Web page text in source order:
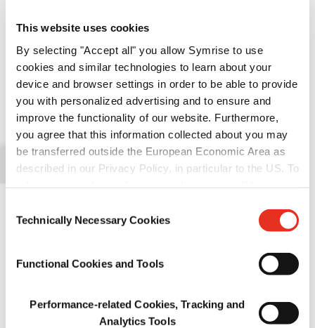
This website uses cookies
By selecting "Accept all" you allow Symrise to use
cookies and similar technologies to learn about your
device and browser settings in order to be able to provide
you with personalized advertising and to ensure and
improve the functionality of our website. Furthermore,
you agree that this information collected about you may
be transferred outside the European Economic Area as
described in our Privacy Policy, in particular to the US. To
information.
Selection
Technically Necessary Cookies
Functional Cookies and Tools
Performance-related Cookies, Tracking and
Analytics Tools
Asia Pacific 27. julio - 1. agosto 2026
Join us at SPISE
LEER MÁS
ICS
LEER MÁS